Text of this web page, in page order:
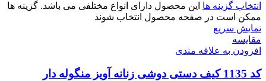
انتخاب گزینه ها این محصول دارای انواع مختلفی می باشد. گزینه ها
ممکن است در صفحه محصول انتخاب شوند
نمایش سریع
مقايسه
افزودن به علاقه مندی
کد 1135 کیف دستی دوشی زنانه آویز منگوله دار